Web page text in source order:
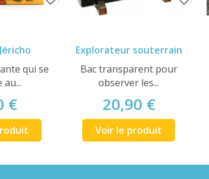
qui se
au...
€
Explorateur souterrain
Bac transparent pour
observer les...
20,90 €
Voir le produit